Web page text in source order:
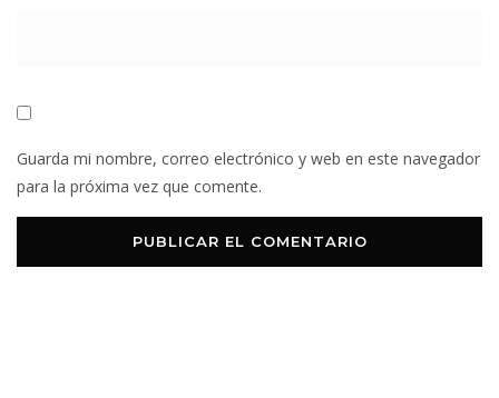
Guarda mi nombre, correo electrónico y web en este navegador
para la próxima vez que comente.